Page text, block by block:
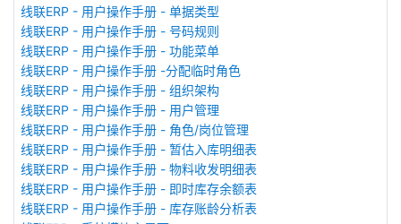
线联ERP - 用户操作手册 - 单据类型
线联ERP - 用户操作手册 - 号码规则
线联ERP - 用户操作手册 - 功能菜单
线联ERP - 用户操作手册 -分配临时角色
线联ERP - 用户操作手册 - 组织架构
线联ERP - 用户操作手册 - 用户管理
线联ERP - 用户操作手册 - 角色/岗位管理
线联ERP - 用户操作手册 - 暂估入库明细表
线联ERP - 用户操作手册 - 物料收发明细表
线联ERP - 用户操作手册 - 即时库存余额表
线联ERP - 用户操作手册 - 库存账龄分析表